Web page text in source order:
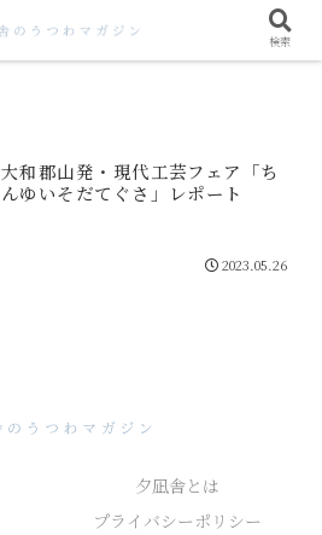
大和郡山発・現代工芸フェア「ち
んゆいそだてぐさ」レポート
2023.05.26
夕凪舎とは
プライバシーポリシー
検索